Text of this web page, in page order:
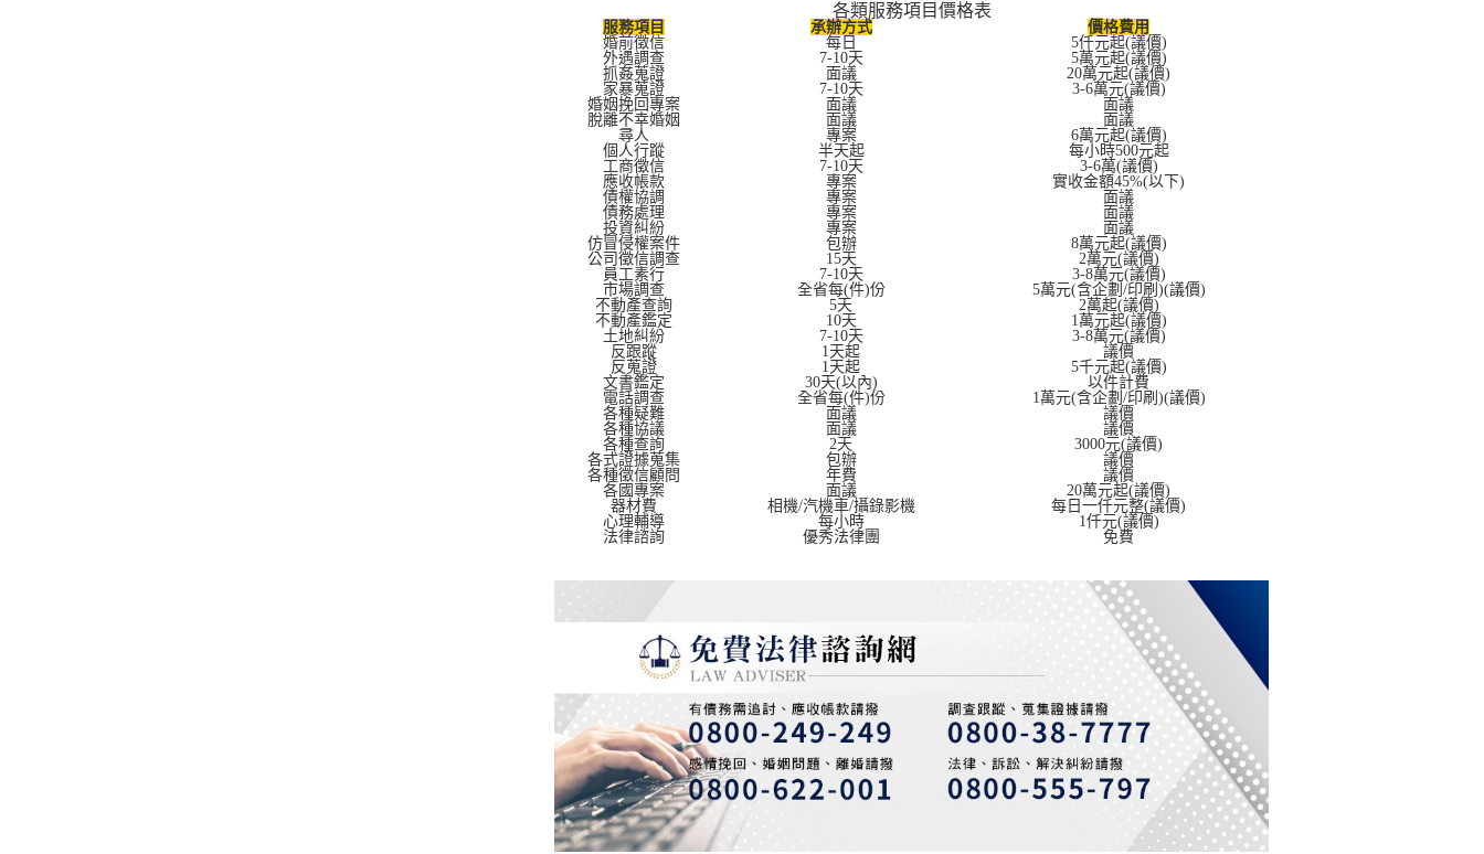
各類服務項目價格表
服務項目 承辦方式
價格費用
婚前徵信
每日
5仟元起(議價)
外遇調查
7-10天
5萬元起(議價)
抓姦蒐證
面議
20萬元起(議價)
家暴蒐證
7-10天
3-6萬元(議價)
婚姻挽回專案
面議
面議
脫離不幸婚姻
面議
面議
尋人
專案
6萬元起(議價)
個人行蹤
半天起
每小時500元起
工商徵信
7-10天
3-6萬(議價)
應收帳款
專案
實收金額45%(以下)
債權協調
專案
面議
債務處理
專案
面議
投資糾紛
專案
面議
仿冒侵權案件
包辦
8萬元起(議價)
公司徵信調查
15天
2萬元(議價)
員工素行
7-10天
3-8萬元(議價)
市場調查
全省每(件)份
5萬元(含企劃/印刷)(議價)
不動產查詢
5天
2萬起(議價)
不動產鑑定
10天
1萬元起(議價)
土地糾紛
7-10天
3-8萬元(議價)
反跟蹤
1天起
議價
反蒐證
1天起
5千元起(議價)
文書鑑定
30天(以內)
以件計費
電話調查
全省每(件)份
1萬元(含企劃/印刷)(議價)
各種疑難
面議
議價
各種協議
面議
議價
各種查詢
2天
3000元(議價)
各式證據蒐集
包辦
議價
各種徵信顧問
年費
議價
各國專案
面議
20萬元起(議價)
器材費
相機/汽機車/攝錄影機
每日一仟元整(議價)
心理輔導
每小時
1仟元(議價)
法律諮詢
優秀法律團 免費